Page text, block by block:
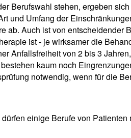
Berufswahl stehen, ergeben
und Umfang der
ab. Auch ist von entscheidender
ist - je wirksamer die
Anfallsfreiheit von 2 bis 3
kaum noch
notwendig, wenn für die
einige Berufe von